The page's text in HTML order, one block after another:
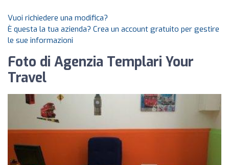
Vuoi richiedere una modifica?
È questa la tua azienda? Crea un account gratuito per gestire
le sue informazioni
Foto di Agenzia Templari Your
Travel